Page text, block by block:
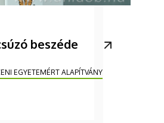
beszéde
EGYETEMÉRT ALAPÍTVÁNY